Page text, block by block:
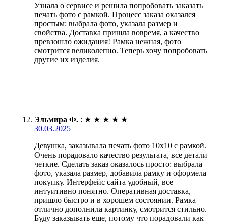
Узнала о сервисе и решила попробовать заказать
печать фото с рамкой. Процесс заказа оказался
простым: выбрала фото, указала размер и
свойства. Доставка пришла вовремя, а качество
превзошло ожидания! Рамка нежная, фото
смотрится великолепно. Теперь хочу попробовать
другие их изделия.
Эльмира Ф. : ★ ★ ★ ★ ★
30.03.2025
Девушка, заказывала печать фото 10х10 с рамкой.
Очень порадовало качество результата, все детали
четкие. Сделать заказ оказалось просто: выбрала
фото, указала размер, добавила рамку и оформела
покупку. Интерфейс сайта удобный, все
интуитивно понятно. Оперативная доставка,
пришло быстро и в хорошем состоянии. Рамка
отлично дополнила картинку, смотрится стильно.
Буду заказывать еще, потому что порадовали как